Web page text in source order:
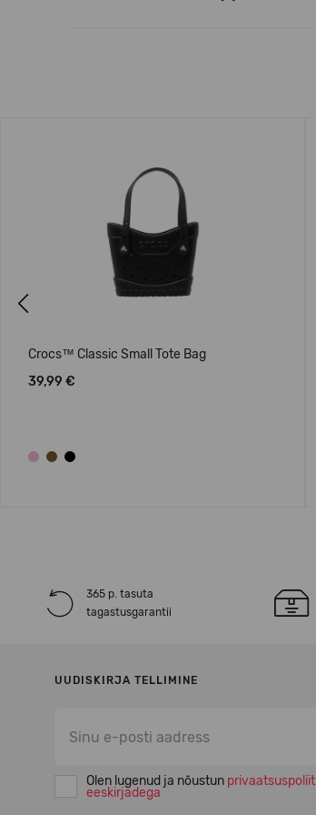
Crocs™ Classic Small Tote Bag
39,99 €
365 p. tasuta
tagastusgarantii
UUDISKIRJA TELLIMINE
Olen lugenud ja nõustun
eeskirjadega